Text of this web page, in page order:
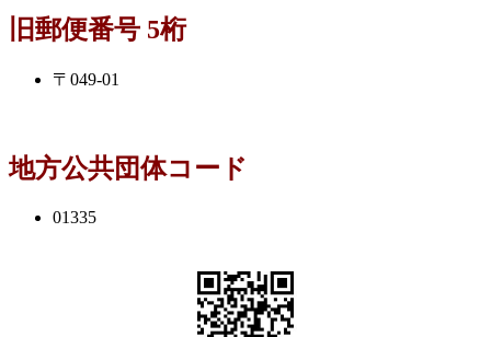
旧郵便番号 5桁
〒049-01
地方公共団体コード
01335